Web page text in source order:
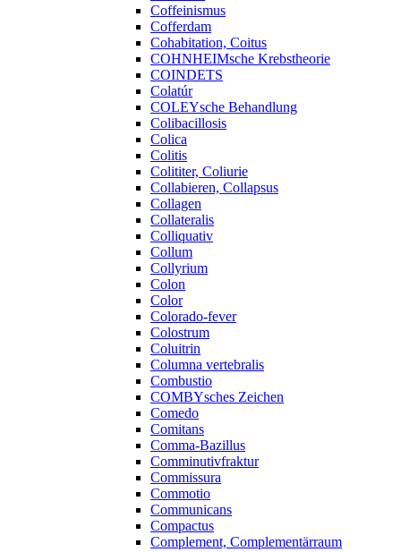
Coffeinismus
Cofferdam
Cohabitation, Coitus
COHNHEIMsche Krebstheorie
COINDETS
Colatúr
COLEYsche Behandlung
Colibacillosis
Colica
Colitis
Colititer, Coliurie
Collabieren, Collapsus
Collagen
Collateralis
Colliquativ
Collum
Collyrium
Colon
Color
Colorado-fever
Colostrum
Coluitrin
Columna vertebralis
Combustio
COMBYsches Zeichen
Comedo
Comitans
Comma-Bazillus
Comminutivfraktur
Commissura
Commotio
Communicans
Compactus
Complement, Complementärraum